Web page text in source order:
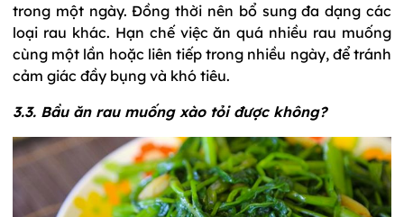
trong một ngày. Đồng thời nên bổ sung đa dạng các
loại rau khác. Hạn chế việc ăn quá nhiều rau muống
cùng một lần hoặc liên tiếp trong nhiều ngày, để tránh
cảm giác đầy bụng và khó tiêu.
3.3. Bầu ăn rau muống xào tỏi được không?